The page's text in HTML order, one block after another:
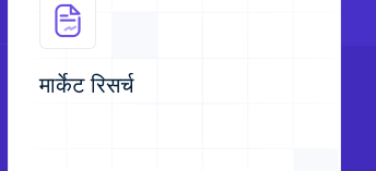
मार्केट रिसर्च